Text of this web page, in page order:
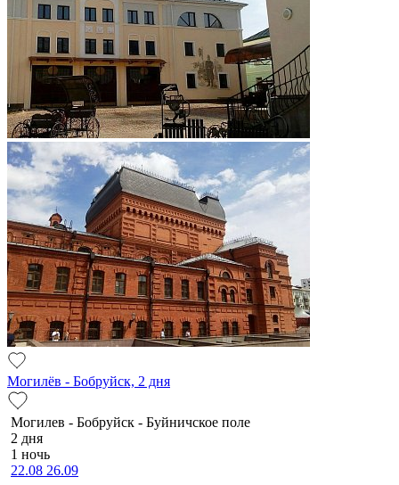
Могилёв - Бобруйск, 2 дня
Мо­ги­лев - Бобруйск - Буй­нич­ское по­ле
2 дня
1 ночь
22.08 26.09